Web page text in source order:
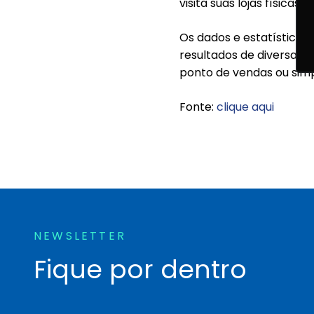
Os dados e
resultados de diversas
ponto de vendas ou
Fonte: clique aqui
NEWSLETTER
Fique por dentro